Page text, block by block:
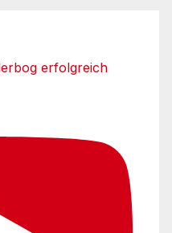
erfolgreich